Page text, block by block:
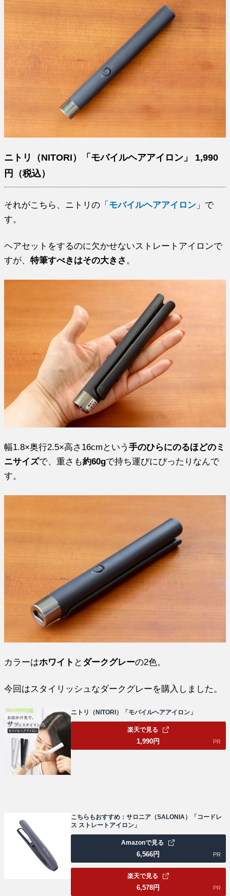
ニトリ（NITORI）「モバイルヘアアイロン」 1,990
円（税込）
それがこちら、ニトリの「 モバイルヘアアイロン 」で
す。
ヘアセットをするのに欠かせないストレートアイロンで
すが、特筆すべきはその大きさ 。
幅1.8×奥行2.5×高さ16cmという手のひらにのるほどのミ
ニサイズで、重さも約60gで持ち運びにぴったりなんで
す。
カラーはホワイト と ダークグレーの2色。
今回はスタイリッシュなダークグレーを購入しました。
ニトリ（NITORI）「モバイルヘアアイロン」
1,990円
楽天で見る
PR
こちらもおすすめ：サロニア（SALONIA）「コードレ
ス ストレートアイロン」
6,566円
Amazonで見る
PR
6,578円
楽天で見る
PR